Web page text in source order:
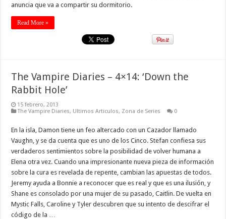
anuncia que va a compartir su dormitorio.
Read More »
The Vampire Diaries – 4×14: ‘Down the
Rabbit Hole’
15 febrero, 2013
The Vampire Diaries, Ultimos Articulos, Zona de Series 0
En la isla, Damon tiene un feo altercado con un Cazador llamado
Vaughn, y se da cuenta que es uno de los Cinco. Stefan confiesa sus
verdaderos sentimientos sobre la posibilidad de volver humana a
Elena otra vez. Cuando una impresionante nueva pieza de información
sobre la cura es revelada de repente, cambian las apuestas de todos.
Jeremy ayuda a Bonnie a reconocer que es real y que es una ilusión, y
Shane es consolado por una mujer de su pasado, Caitlin. De vuelta en
Mystic Falls, Caroline y Tyler descubren que su intento de descifrar el
código de la …